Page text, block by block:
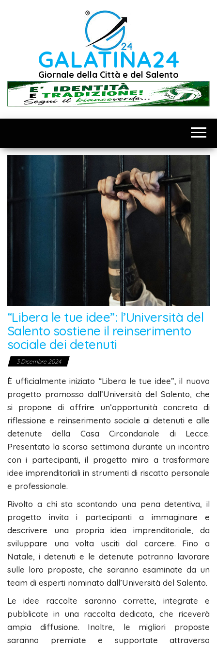
GALATINA24
Giornale della Città e del Salento
“Libera le tue idee”: l’Università del
Salento sostiene il reinserimento
sociale dei detenuti
3 Dicembre 2024
È ufficialmente iniziato “Libera le tue idee”, il nuovo
progetto promosso dall’Università del Salento, che
si propone di offrire un’opportunità concreta di
riflessione e reinserimento sociale ai detenuti e alle
detenute della Casa Circondariale di Lecce.
Presentato la scorsa settimana durante un incontro
con i partecipanti, il progetto mira a trasformare
idee imprenditoriali in strumenti di riscatto personale
e professionale.
Rivolto a chi sta scontando una pena detentiva, il
progetto invita i partecipanti a immaginare e
descrivere una propria idea imprenditoriale, da
sviluppare una volta usciti dal carcere. Fino a
Natale, i detenuti e le detenute potranno lavorare
sulle loro proposte, che saranno esaminate da un
team di esperti nominato dall’Università del Salento.
Le idee raccolte saranno corrette, integrate e
pubblicate in una raccolta dedicata, che riceverà
ampia diffusione. Inoltre, le migliori proposte
saranno premiate e supportate attraverso